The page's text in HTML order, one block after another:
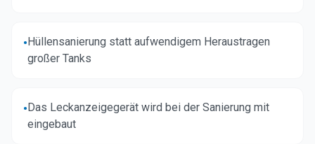
•Hüllensanierung statt aufwendigem Heraustragen
großer Tanks
•Das Leckanzeigegerät wird bei der Sanierung mit
eingebaut